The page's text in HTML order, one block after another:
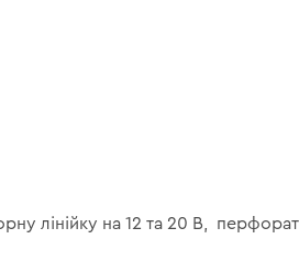
лінійку на 12 та 20 В,